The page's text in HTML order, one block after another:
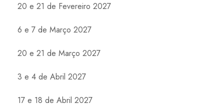
20 e 21 de Fevereiro 2027
6 e 7 de Março 2027
20 e 21 de Março 2027
3 e 4 de Abril 2027
17 e 18 de Abril 2027